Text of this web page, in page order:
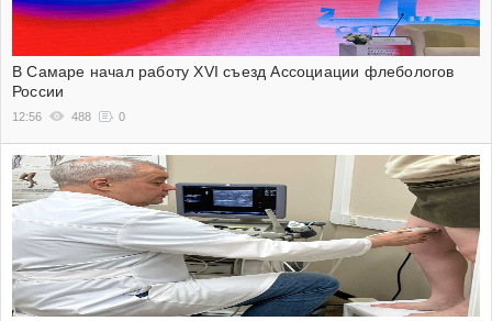
В Самаре начал работу XVI съезд Ассоциации флебологов
России
12:56 488 0